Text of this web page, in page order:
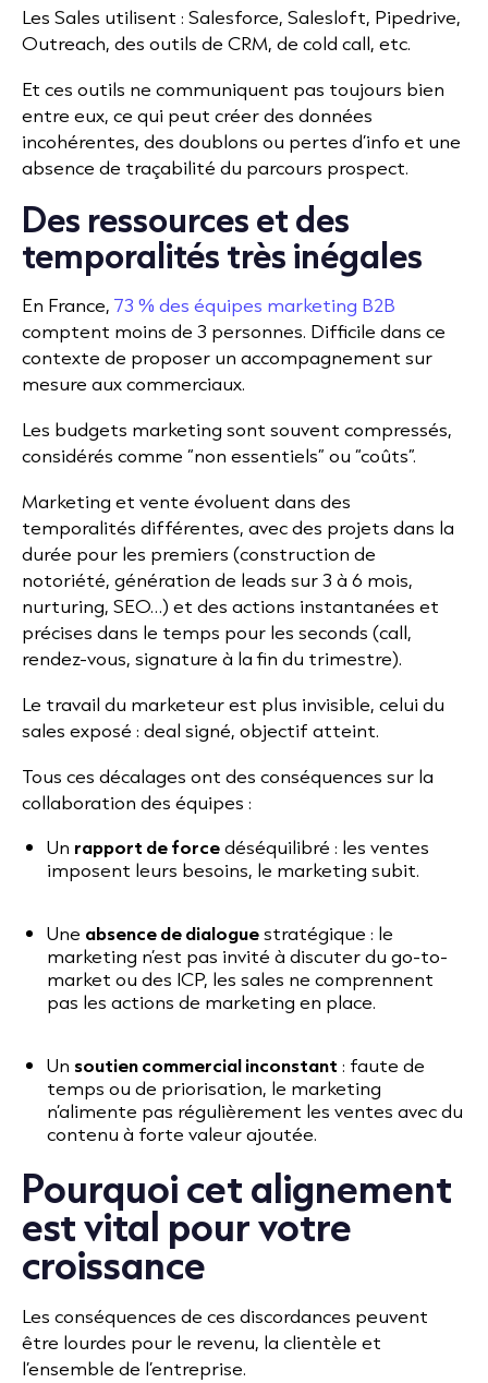
Les Sales utilisent : Salesforce, Salesloft, Pipedrive,
Outreach, des outils de CRM, de cold call, etc.
Et ces outils ne communiquent pas toujours bien
entre eux, ce qui peut créer des données
incohérentes, des doublons ou pertes d’info et une
absence de traçabilité du parcours prospect.
Des ressources et des
temporalités très inégales
En France, 73 % des équipes marketing B2B
comptent moins de 3 personnes. Difficile dans ce
contexte de proposer un accompagnement sur
mesure aux commerciaux.
Les budgets marketing sont souvent compressés,
considérés comme “non essentiels” ou “coûts”.
Marketing et vente évoluent dans des
temporalités différentes, avec des projets dans la
durée pour les premiers (construction de
notoriété, génération de leads sur 3 à 6 mois,
nurturing, SEO…) et des actions instantanées et
précises dans le temps pour les seconds (call,
rendez-vous, signature à la fin du trimestre).
Le travail du marketeur est plus invisible, celui du
sales exposé : deal signé, objectif atteint.
Tous ces décalages ont des conséquences sur la
collaboration des équipes :
Un rapport de forcedéséquilibré : les ventes
imposent leurs besoins, le marketing subit.
Une absence de dialoguestratégique : le
marketing n’est pas invité à discuter du go-to-
market ou des ICP, les sales ne comprennent
pas les actions de marketing en place.
Un soutien commercial inconstant : faute de
temps ou de priorisation, le marketing
n’alimente pas régulièrement les ventes avec du
contenu à forte valeur ajoutée.
Pourquoi cet alignement
est vital pour votre
croissance
Les conséquences de ces discordances peuvent
être lourdes pour le revenu, la clientèle et
l’ensemble de l’entreprise.